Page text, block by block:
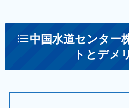
中国水道センター
トとデメ